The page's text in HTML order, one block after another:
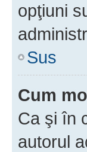
opţiuni
Sus
Cum
Ca şi în
autorul